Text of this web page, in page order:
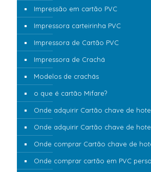
Impressão em cartão PVC
Impressora carteirinha PVC
Impressora de Cartão PVC
Impressora de Crachá
Modelos de crachás
o que é cartão Mifare?
Onde adquirir Cartão chave de
Onde adquirir Cartão chave de
Onde comprar Cartão chave de
Onde comprar cartão em PVC